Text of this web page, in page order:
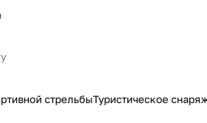
стрельбыТуристическое